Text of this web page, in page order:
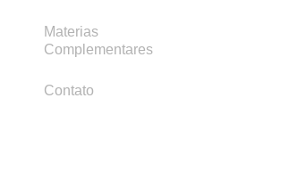
Materias
Complementares
Contato